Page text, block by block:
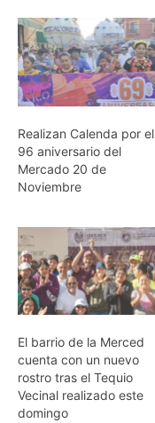
Realizan Calenda por el
96 aniversario del
Mercado 20 de
Noviembre
El barrio de la Merced
cuenta con un nuevo
rostro tras el Tequio
Vecinal realizado este
domingo